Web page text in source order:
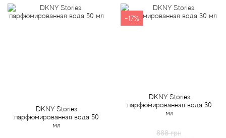
DKNY Stories
парфюмированная вода 50
мл
-17%
DKNY Stories
парфюмированная вода 30
мл
888 грн
Balmain
Baviphat